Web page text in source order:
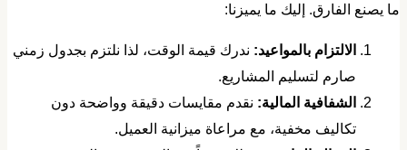
يصنع الفارق. إليك ما يميزنا:
​الالتزام بالمواعيد:ندرك قيمة الوقت، لذا نلتزم بجدول زمني
صارم لتسليم المشاريع.
​الشفافية المالية:نقدم مقايسات دقيقة وواضحة دون
تكاليف مخفية، مع مراعاة ميزانية العميل.